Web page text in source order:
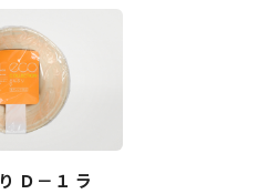
Ｄ－１ ラ